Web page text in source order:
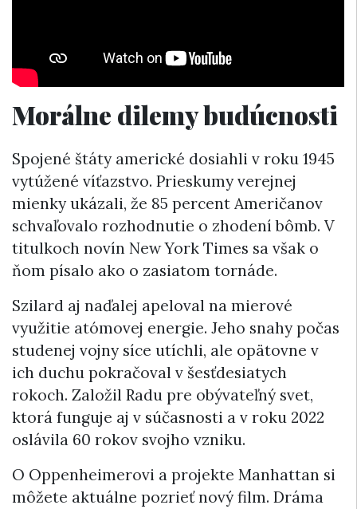
Morálne dilemy budúcnosti
Spojené štáty americké dosiahli v roku 1945
vytúžené víťazstvo. Prieskumy verejnej
mienky ukázali, že 85 percent Američanov
schvaľovalo rozhodnutie o zhodení bômb. V
titulkoch novín New York Times sa však o
ňom písalo ako o zasiatom tornáde.
Szilard aj naďalej apeloval na mierové
využitie atómovej energie. Jeho snahy počas
studenej vojny síce utíchli, ale opätovne v
ich duchu pokračoval v šesťdesiatych
rokoch. Založil Radu pre obývateľný svet,
ktorá funguje aj v súčasnosti a v roku 2022
oslávila 60 rokov svojho vzniku.
O Oppenheimerovi a projekte Manhattan si
môžete aktuálne pozrieť nový film. Dráma